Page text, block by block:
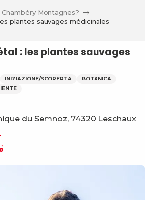
Chambéry Montagnes?
plantes sauvages médicinales
: les plantes sauvages
INIZIAZIONE/SCOPERTA
BOTANICA
du Semnoz, 74320 Leschaux
aux favoris